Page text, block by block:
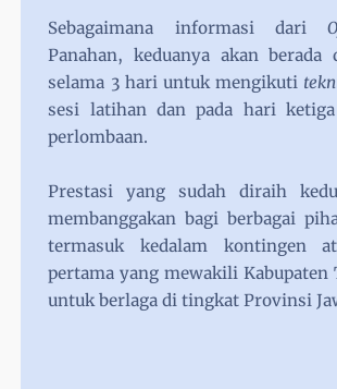
Sebagaimana informasi dari
Panahan, keduanya akan berada
selama 3 hari untuk mengikuti
sesi latihan dan pada hari
perlombaan.
Prestasi yang sudah diraih
membanggakan bagi berbagai
termasuk kedalam kontingen
pertama yang mewakili Kabupaten
untuk berlaga di tingkat Provinsi